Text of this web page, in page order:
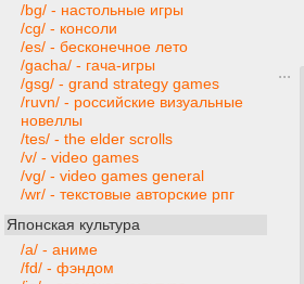
/bg/ - настольные игры
/cg/ - консоли
/es/ - бесконечное лето
/gacha/ - гача-игры
/gsg/ - grand strategy games
/ruvn/ - российские визуальные
новеллы
/tes/ - the elder scrolls
/v/ - video games
/vg/ - video games general
/wr/ - текстовые авторские рпг
Японская культура
/a/ - аниме
/fd/ - фэндом